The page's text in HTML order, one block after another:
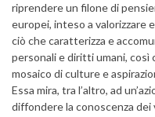
riprendere un filone di
europei, inteso a valorizzare
ciò che caratterizza e
personali e diritti umani,
mosaico di culture e
Essa mira, tra l’altro, ad
diffondere la conoscenza